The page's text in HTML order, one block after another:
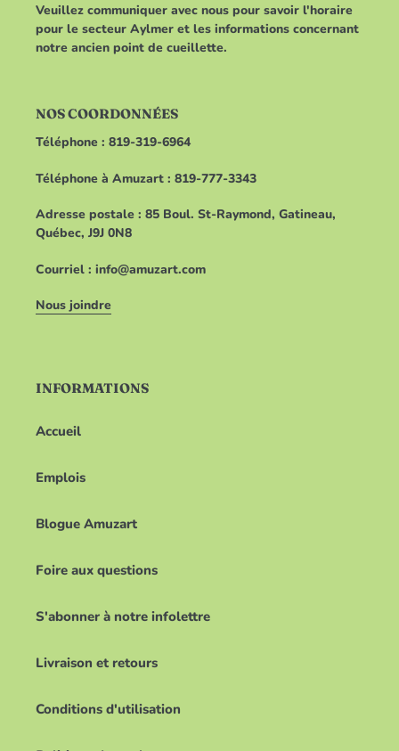
Veuillez communiquer avec nous pour savoir l'horaire
pour le secteur Aylmer et les informations concernant
notre ancien point de cueillette.
NOS COORDONNÉES
Téléphone : 819-319-6964
Téléphone à Amuzart : 819-777-3343
Adresse postale : 85 Boul. St-Raymond, Gatineau,
Québec, J9J 0N8
Courriel : info@amuzart.com
Nous joindre
INFORMATIONS
Accueil
Emplois
Blogue Amuzart
Foire aux questions
S'abonner à notre infolettre
Livraison et retours
Conditions d'utilisation